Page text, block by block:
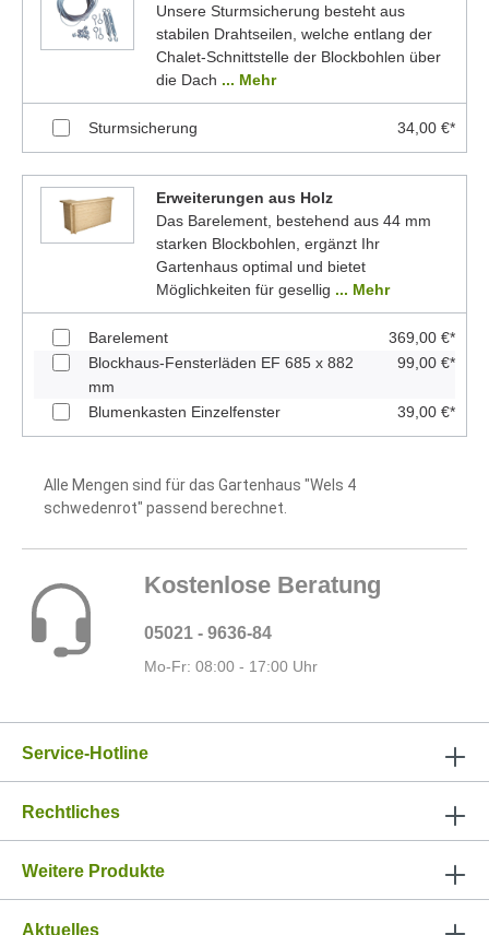
Unsere Sturmsicherung besteht aus
stabilen Drahtseilen, welche entlang der
Chalet-Schnittstelle der Blockbohlen über
die Dach ... Mehr
Sturmsicherung 34,00 €*
Erweiterungen aus Holz
Das Barelement, bestehend aus 44 mm
starken Blockbohlen, ergänzt Ihr
Gartenhaus optimal und bietet
Möglichkeiten für gesellig ... Mehr
Barelement
369,00 €*
Blockhaus-Fensterläden EF 685 x 882
mm
99,00 €*
Blumenkasten Einzelfenster 39,00 €*
Alle Mengen sind für das Gartenhaus "Wels 4
schwedenrot" passend berechnet.
Kostenlose Beratung
05021 - 9636-84
Mo-Fr: 08:00 - 17:00 Uhr
Service-Hotline
Rechtliches
Weitere Produkte
Aktuelles